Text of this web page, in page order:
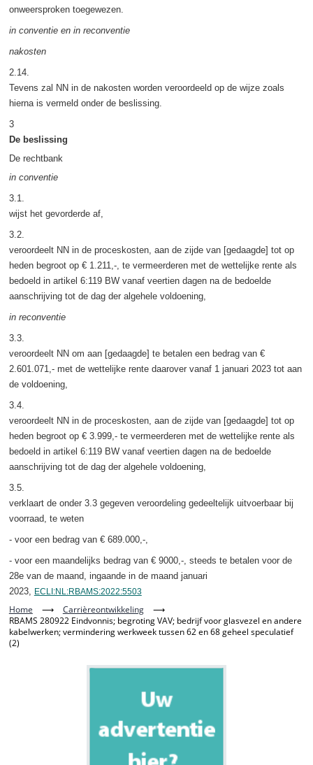
onweersproken toegewezen.
in conventie en in reconventie
nakosten
2.14.
Tevens zal NN in de nakosten worden veroordeeld op de wijze zoals
hierna is vermeld onder de beslissing.
3
De beslissing
De rechtbank
in conventie
3.1.
wijst het gevorderde af,
3.2.
veroordeelt NN in de proceskosten, aan de zijde van [gedaagde] tot op
heden begroot op € 1.211,-, te vermeerderen met de wettelijke rente als
bedoeld in artikel 6:119 BW vanaf veertien dagen na de bedoelde
aanschrijving tot de dag der algehele voldoening,
in reconventie
3.3.
veroordeelt NN om aan [gedaagde] te betalen een bedrag van €
2.601.071,- met de wettelijke rente daarover vanaf 1 januari 2023 tot aan
de voldoening,
3.4.
veroordeelt NN in de proceskosten, aan de zijde van [gedaagde] tot op
heden begroot op € 3.999,- te vermeerderen met de wettelijke rente als
bedoeld in artikel 6:119 BW vanaf veertien dagen na de bedoelde
aanschrijving tot de dag der algehele voldoening,
3.5.
verklaart de onder 3.3 gegeven veroordeling gedeeltelijk uitvoerbaar bij
voorraad, te weten
- voor een bedrag van € 689.000,-,
- voor een maandelijks bedrag van € 9000,-, steeds te betalen voor de
28e van de maand, ingaande in de maand januari
2023,
ECLI:NL:RBAMS:2022:5503
Home ⟶ Carrièreontwikkeling
⟶
RBAMS 280922 Eindvonnis; begroting VAV; bedrijf voor glasvezel en andere
kabelwerken; vermindering werkweek tussen 62 en 68 geheel speculatief
(2)